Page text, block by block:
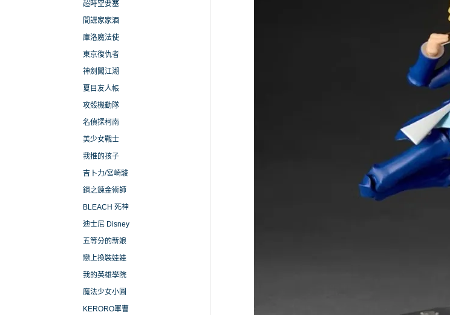
超時空要塞
間諜家家酒
庫洛魔法使
東京復仇者
神劍闖江湖
夏目友人帳
攻殼機動隊
名偵探柯南
美少女戰士
我推的孩子
吉卜力/宮崎駿
鋼之鍊金術師
BLEACH 死神
迪士尼 Disney
五等分的新娘
戀上換裝娃娃
我的英雄學院
魔法少女小圓
KERORO軍曹